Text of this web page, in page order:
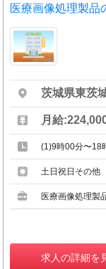
医療画像処理製品
茨城県東茨
月給
(1)9時00分〜18
土日祝日その他
医療画像処理製
求人の詳細を